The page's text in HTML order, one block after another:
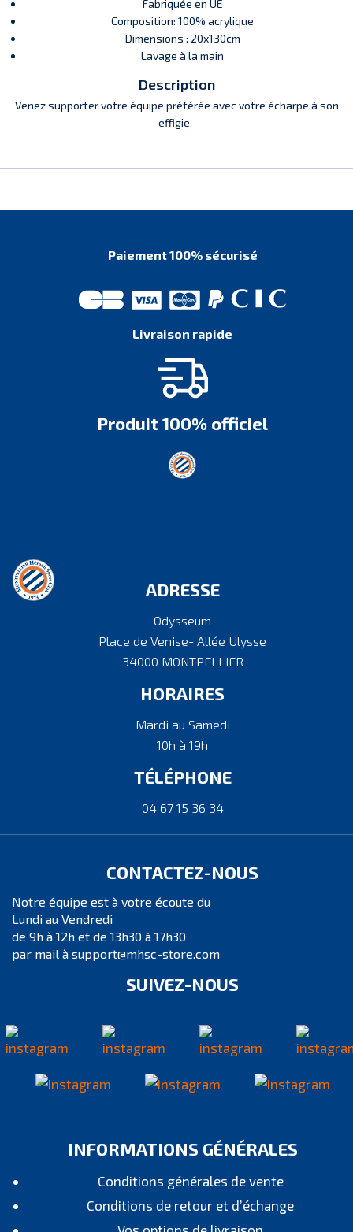
Fabriquée en UE
Composition: 100% acrylique
Dimensions : 20x130cm
Lavage à la main
Description
Venez supporter votre équipe préférée avec votre écharpe à son
effigie.
Paiement 100% sécurisé
Livraison rapide
Produit 100% officiel
ADRESSE
Odysseum
Place de Venise- Allée Ulysse
34000 MONTPELLIER
HORAIRES
Mardi au Samedi
10h à 19h
TÉLÉPHONE
04 67 15 36 34
CONTACTEZ-NOUS
Notre équipe est à votre écoute du
Lundi au Vendredi
de 9h à 12h et de 13h30 à 17h30
par mail à support@mhsc-store.com
SUIVEZ-NOUS
INFORMATIONS GÉNÉRALES
Conditions générales de vente
Conditions de retour et d’échange